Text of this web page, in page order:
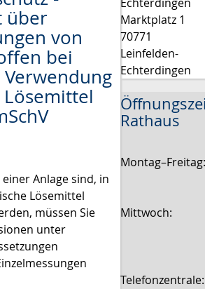
über
von
bei
Anlage sind, in
Lösemittel
müssen Sie
unter
Marktplatz 1
70771
Leinfelden-
Echterdingen
Rathaus
Mittwoch: